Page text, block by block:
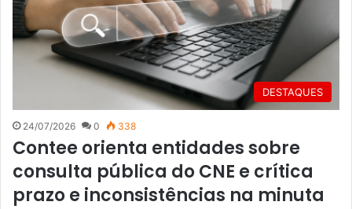
DESTAQUES
24/07/2026 0 338
Contee orienta entidades sobre
consulta pública do CNE e crítica
prazo e inconsistências na minuta